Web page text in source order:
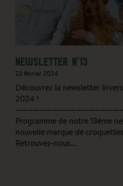
NEWSLETTER N°13
23 février 2024
Découvrez la newsletter
2024 !
Programme de notre 13ème
nouvelle marque de
Retrouvez-nous